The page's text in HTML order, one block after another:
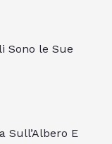
Sono le Sue
Sull’Albero E